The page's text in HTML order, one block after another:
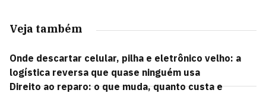
Veja também
Onde descartar celular, pilha e eletrônico velho: a
logística reversa que quase ninguém usa
Direito ao reparo: o que muda, quanto custa e